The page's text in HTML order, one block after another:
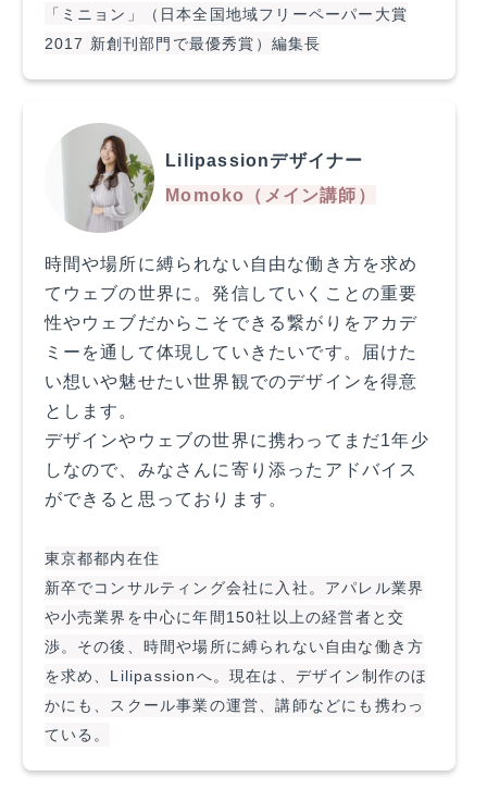
「ミニョン」（日本全国地域フリーペーパー大賞
2017 新創刊部門で最優秀賞）編集長
Lilipassionデザイナー
Momoko（メイン講師）
時間や場所に縛られない自由な働き方を求め
てウェブの世界に。発信していくことの重要
性やウェブだからこそできる繋がりをアカデ
ミーを通して体現していきたいです。届けた
い想いや魅せたい世界観でのデザインを得意
とします。
デザインやウェブの世界に携わってまだ1年少
しなので、みなさんに寄り添ったアドバイス
ができると思っております。
東京都都内在住
新卒でコンサルティング会社に入社。アパレル業界
や小売業界を中心に年間150社以上の経営者と交
渉。その後、時間や場所に縛られない自由な働き方
を求め、Lilipassionへ。現在は、デザイン制作のほ
かにも、スクール事業の運営、講師などにも携わっ
ている。